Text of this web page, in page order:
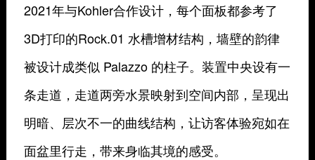
2021年与Kohler合作设计，每个面板都参考了
3D打印的Rock.01 水槽增材结构，墙壁的韵律
被设计成类似 Palazzo 的柱子。装置中央设有一
条走道，走道两旁水景映射到空间内部，呈现出
明暗、层次不一的曲线结构，让访客体验宛如在
面盆里行走，带来身临其境的感受。